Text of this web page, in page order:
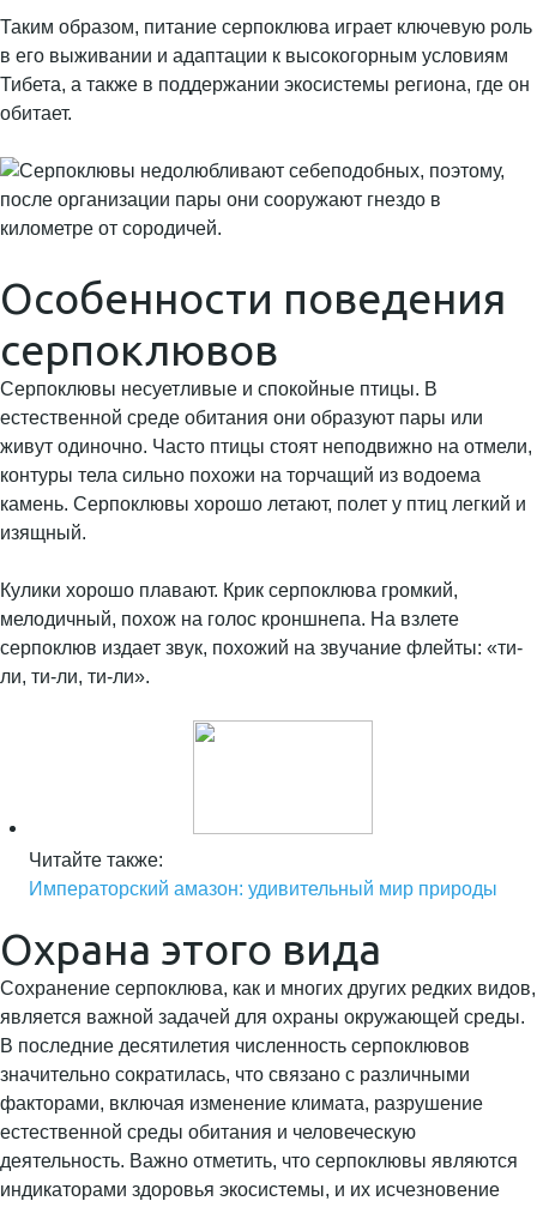
Таким образом, питание серпоклюва играет ключевую роль
в его выживании и адаптации к высокогорным условиям
Тибета, а также в поддержании экосистемы региона, где он
обитает.
Особенности поведения
серпоклювов
Серпоклювы несуетливые и спокойные птицы. В
естественной среде обитания они образуют пары или
живут одиночно. Часто птицы стоят неподвижно на отмели,
контуры тела сильно похожи на торчащий из водоема
камень. Серпоклювы хорошо летают, полет у птиц легкий и
изящный.
Кулики хорошо плавают. Крик серпоклюва громкий,
мелодичный, похож на голос кроншнепа. На взлете
серпоклюв издает звук, похожий на звучание флейты: «ти-
ли, ти-ли, ти-ли».
Читайте также:
Императорский амазон: удивительный мир природы
Охрана этого вида
Сохранение серпоклюва, как и многих других редких видов,
является важной задачей для охраны окружающей среды.
В последние десятилетия численность серпоклювов
значительно сократилась, что связано с различными
факторами, включая изменение климата, разрушение
естественной среды обитания и человеческую
деятельность. Важно отметить, что серпоклювы являются
индикаторами здоровья экосистемы, и их исчезновение